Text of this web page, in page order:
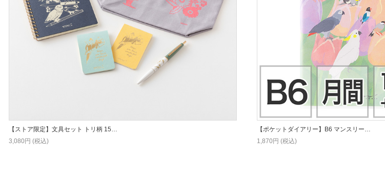
【ストア限定】文具セット トリ柄 15…
3,080円 (税込)
【ポケットダイアリー】B6 マンスリー…
1,870円 (税込)